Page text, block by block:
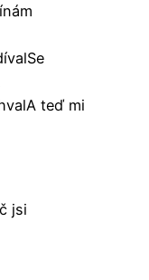
teď mi
jsi